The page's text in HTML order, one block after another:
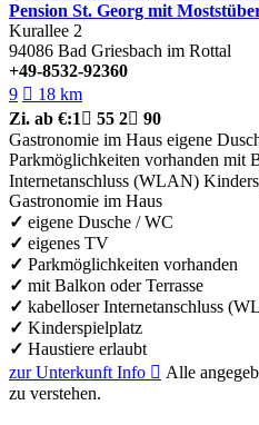
Pension St. Georg mit
Kurallee 2
94086 Bad Griesbach im Rottal
+49-8532-92360
9  18 km
Zi. ab €:1  55 2 90
Gastronomie im Haus eigene
Parkmöglichkeiten vorhanden mit
Internetanschluss (WLAN)
Gastronomie im Haus
✓ eigene Dusche / WC
✓ eigenes TV
✓ Parkmöglichkeiten vorhanden
✓ mit Balkon oder Terrasse
✓ kabelloser Internetanschluss
✓ Kinderspielplatz
✓ Haustiere erlaubt
zur Unterkunft Info  Alle
zu verstehen.